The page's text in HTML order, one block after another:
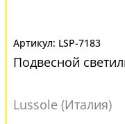
LSP-7183
Подвесной
Lussole (Италия)